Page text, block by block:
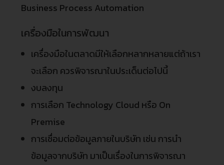
Business Process Automation
เครื่องมือในการพัฒนา
เครื่องมือในตลาดมีให้เลือกหลากหลายแต่ถ้าเรา
จะเลือก ควรพิจารณาในประเด็นต่อไปนี้
งบลงทุน
การเลือก Technology Cloud หรือ On
Premise
การเชื่อมต่อข้อมูลภายในบริษัท เช่น การนำ
ข้อมูลจากบริษัท มาเป็นเรื่องในการพิจารณา